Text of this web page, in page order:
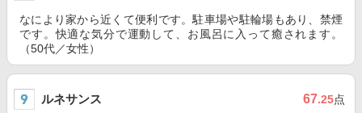
なにより家から近くて便利です。駐車場や駐輪場もあり、禁煙
です。快適な気分で運動して、お風呂に入って癒されます。
（50代／女性）
ルネサンス 67.25点